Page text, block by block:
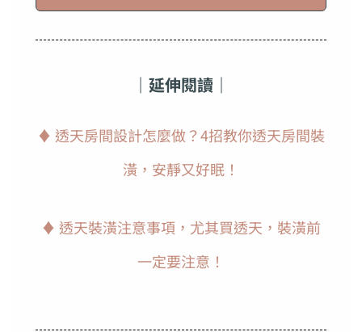
｜延伸閱讀｜
♦ 透天房間設計怎麼做？4招教你透天房間裝
潢，安靜又好眠！
♦ 透天裝潢注意事項，尤其買透天，裝潢前
一定要注意！